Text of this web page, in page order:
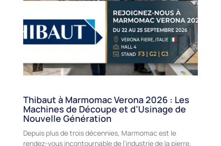
Thibaut à Marmomac Verona 2026 : Les
Machines de Découpe et d’Usinage de
Nouvelle Génération
Depuis plus de trois décennies, Marmomac est le
rendez-vous incontournable de l’industrie de la pierre,